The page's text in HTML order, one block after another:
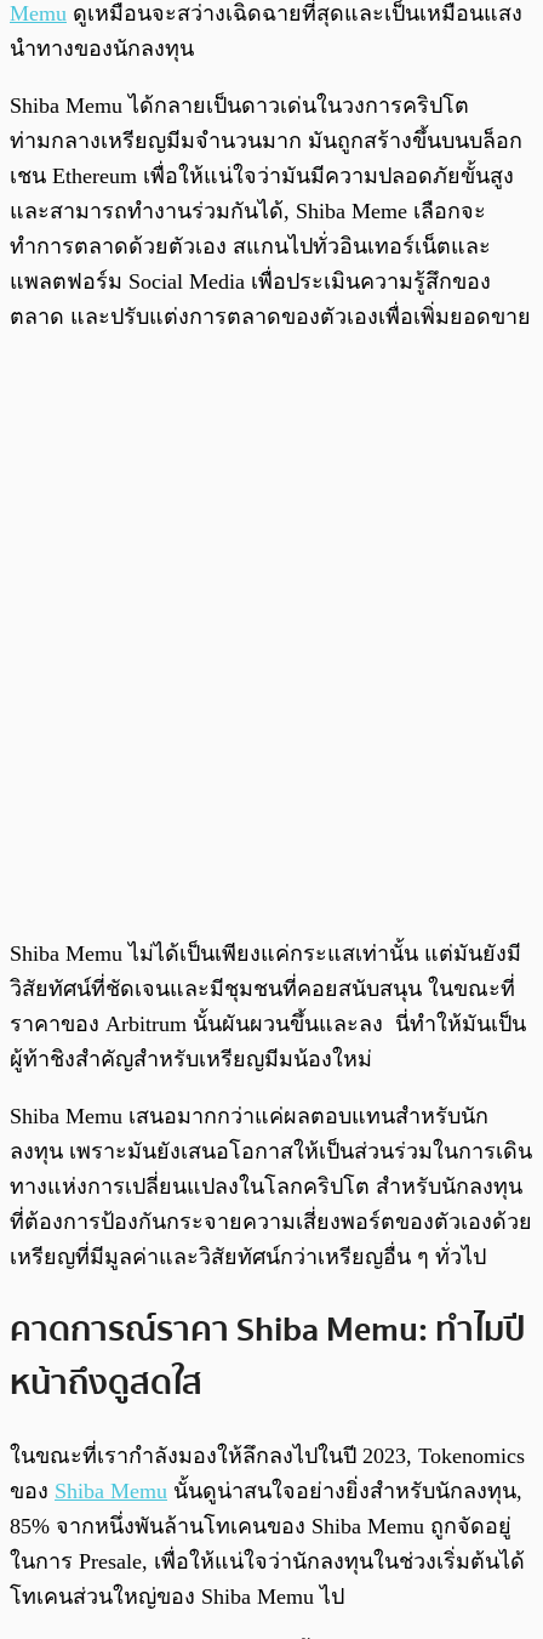
Memu ดูเหมือนจะสว่างเฉิดฉายที่สุดและเป็นเหมือนแสง
นำทางของนักลงทุน
Shiba Memu ได้กลายเป็นดาวเด่นในวงการคริปโต
ท่ามกลางเหรียญมีมจำนวนมาก มันถูกสร้างขึ้นบนบล็อก
เชน Ethereum เพื่อให้แน่ใจว่ามันมีความปลอดภัยขั้นสูง
และสามารถทำงานร่วมกันได้, Shiba Meme เลือกจะ
ทำการตลาดด้วยตัวเอง สแกนไปทั่วอินเทอร์เน็ตและ
แพลตฟอร์ม Social Media เพื่อประเมินความรู้สึกของ
ตลาด และปรับแต่งการตลาดของตัวเองเพื่อเพิ่มยอดขาย
Shiba Memu ไม่ได้เป็นเพียงแค่กระแสเท่านั้น แต่มันยังมี
วิสัยทัศน์ที่ชัดเจนและมีชุมชนที่คอยสนับสนุน ในขณะที่
ราคาของ Arbitrum นั้นผันผวนขึ้นและลง นี่ทำให้มันเป็น
ผู้ท้าชิงสำคัญสำหรับเหรียญมีมน้องใหม่
Shiba Memu เสนอมากกว่าแค่ผลตอบแทนสำหรับนัก
ลงทุน เพราะมันยังเสนอโอกาสให้เป็นส่วนร่วมในการเดิน
ทางแห่งการเปลี่ยนแปลงในโลกคริปโต สำหรับนักลงทุน
ที่ต้องการป้องกันกระจายความเสี่ยงพอร์ตของตัวเองด้วย
เหรียญที่มีมูลค่าและวิสัยทัศน์กว่าเหรียญอื่น ๆ ทั่วไป
คาดการณ์ราคา Shiba Memu: ทำไมปี
หน้าถึงดูสดใส
ในขณะที่เรากำลังมองให้ลึกลงไปในปี 2023, Tokenomics
ของ Shiba Memu นั้นดูน่าสนใจอย่างยิ่งสำหรับนักลงทุน,
85% จากหนึ่งพันล้านโทเคนของ Shiba Memu ถูกจัดอยู่
ในการ Presale, เพื่อให้แน่ใจว่านักลงทุนในช่วงเริ่มต้นได้
โทเคนส่วนใหญ่ของ Shiba Memu ไป